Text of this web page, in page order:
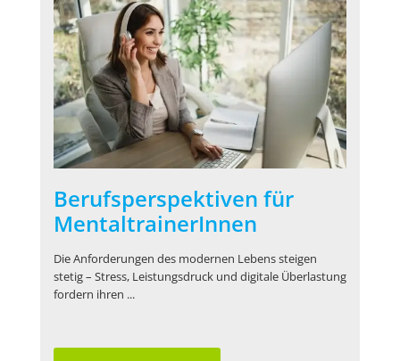
Berufsperspektiven für
MentaltrainerInnen
Die Anforderungen des modernen Lebens steigen
stetig – Stress, Leistungsdruck und digitale Überlastung
fordern ihren ...